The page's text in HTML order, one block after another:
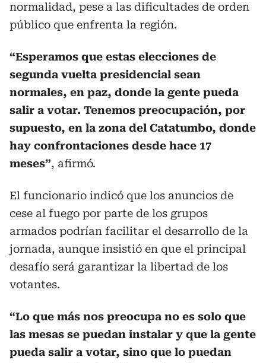
normalidad, pese a las dificultades de orden
público que enfrenta la región.
“Esperamos que estas elecciones de
segunda vuelta presidencial sean
normales, en paz, donde la gente pueda
salir a votar. Tenemos preocupación, por
supuesto, en la zona del Catatumbo, donde
hay confrontaciones desde hace 17
meses”, afirmó.
El funcionario indicó que los anuncios de
cese al fuego por parte de los grupos
armados podrían facilitar el desarrollo de la
jornada, aunque insistió en que el principal
desafío será garantizar la libertad de los
votantes.
“Lo que más nos preocupa no es solo que
las mesas se puedan instalar y que la gente
pueda salir a votar, sino que lo puedan